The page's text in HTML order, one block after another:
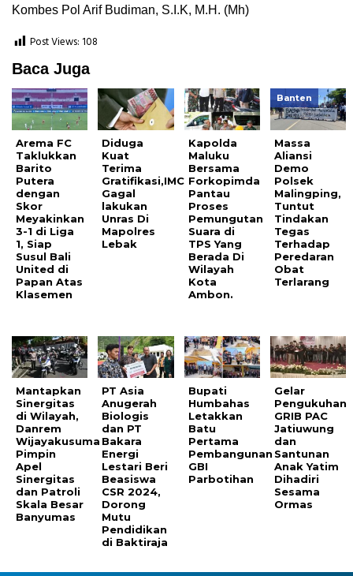
Kombes Pol Arif Budiman, S.I.K, M.H. (Mh)
Post Views: 108
Baca Juga
Arema FC
Taklukkan
Barito
Putera
dengan
Skor
Meyakinkan
3-1 di Liga
1, Siap
Susul Bali
United di
Papan Atas
Klasemen
Diduga
Kuat
Terima
Gratifikasi,IMC
Gagal
lakukan
Unras Di
Mapolres
Lebak
Kapolda
Maluku
Bersama
Forkopimda
Pantau
Proses
Pemungutan
Suara di
TPS Yang
Berada Di
Wilayah
Kota
Ambon.
Banten
Massa
Aliansi
Demo
Polsek
Malingping,
Tuntut
Tindakan
Tegas
Terhadap
Peredaran
Obat
Terlarang
Mantapkan
Sinergitas
di Wilayah,
Danrem
Wijayakusuma
Pimpin
Apel
Sinergitas
dan Patroli
Skala Besar
Banyumas
PT Asia
Anugerah
Biologis
dan PT
Bakara
Energi
Lestari Beri
Beasiswa
CSR 2024,
Dorong
Mutu
Pendidikan
di Baktiraja
Bupati
Humbahas
Letakkan
Batu
Pertama
Pembangunan
GBI
Parbotihan
Gelar
Pengukuhan
GRIB PAC
Jatiuwung
dan
Santunan
Anak Yatim
Dihadiri
Sesama
Ormas